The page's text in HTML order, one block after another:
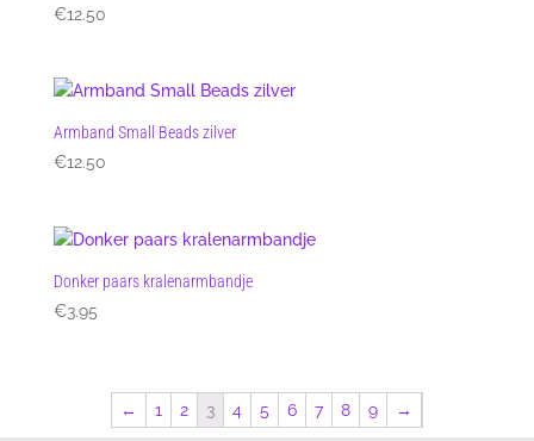
€12.50
Armband Small Beads zilver
€12.50
Donker paars kralenarmbandje
€3.95
← 1 2 3 4 5 6 7 8 9 →